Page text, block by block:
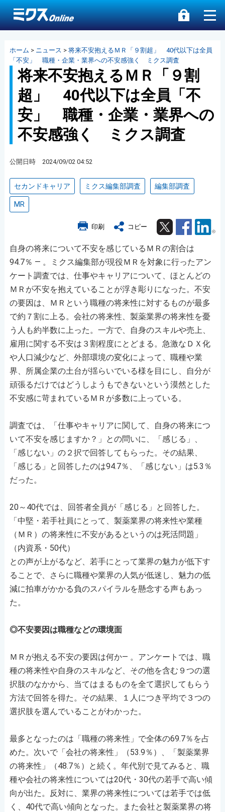
ホーム > ニュース > 将来不安抱えるＭＲ「９割超」 40代以下は全員
「不安」 職種・企業・業界への不安感強く ミクス調査
将来不安抱えるＭＲ「９割
超」 40代以下は全員「不
安」 職種・企業・業界への
不安感強く ミクス調査
公開日時 2024/09/02 04:52
セカンドキャリア ミクス編集部調査 編集部調査
MR
印刷 コピー Twitter Facebook
自身の将来について不安を感じているＭＲの割合は
94.7％ ― 。ミクス編集部が現役ＭＲを対象に行ったアン
ケート調査では、仕事やキャリアについて、ほとんどの
ＭＲが不安を抱えていることが浮き彫りになった。不安
の要因は、ＭＲという職種の将来性に対するものが最多
で約７割に上る。会社の将来性、製薬業界の将来性を憂
う人も約半数に上った。一方で、自身のスキルや売上、
雇用に関する不安は３割程度にとどまる。急激なＤＸ化
や人口減少など、外部環境の変化によって、職種や業
界、所属企業の土台が揺らいでいる様を目にし、自分が
頑張るだけではどうしようもできないという漠然とした
不安感に苛まれているＭＲが多数に上っている。
調査では、「仕事やキャリアに関して、自身の将来につ
いて不安を感じますか？」との問いに、「感じる」、
「感じない」の２択で回答してもらった。その結果、
「感じる」と回答したのは94.7％、「感じない」は5.3％
だった。
20～40代では、回答者全員が「感じる」と回答した。
「中堅・若手社員にとって、製薬業界の将来性や業種
（ＭＲ）の将来性に不安があるというのは死活問題」
（内資系・50代）
との声が上がるなど、若手にとって業界の魅力が低下す
ることで、さらに職種や業界の人気が低迷し、魅力の低
減に拍車がかかる負のスパイラルを懸念する声もあっ
た。
◎不安要因は職種などの環境面
ＭＲが抱える不安の要因は何か― 。アンケートでは、職
種の将来性や自身のスキルなど、その他を含む９つの選
択肢のなかから、当てはまるものを全て選択してもらう
方法で回答を得た。その結果、１人につき平均で３つの
選択肢を選んでいることがわかった。
最多となったのは「職種の将来性」で全体の69.7％を占
めた。次いで「会社の将来性」（53.9％）、「製薬業界
の将来性」（48.7％）と続く。年代別で見てみると、職
種や会社の将来性については20代・30代の若手で高い傾
向が出た。反対に、業界の将来性については若手では低
く、40代で高い傾向となった。また会社と製薬業界の将